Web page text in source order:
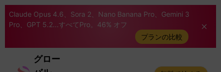
Claude Opus 4.6、Sora 2、Nano Banana Pro、Gemini 3
Pro、GPT 5.2...すべてPro。46% オフ
プランの比較
グロー